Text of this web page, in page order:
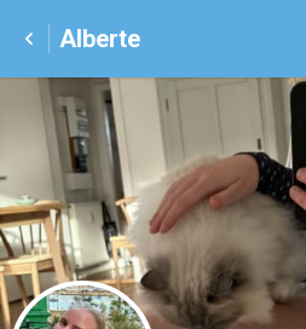
Alberte